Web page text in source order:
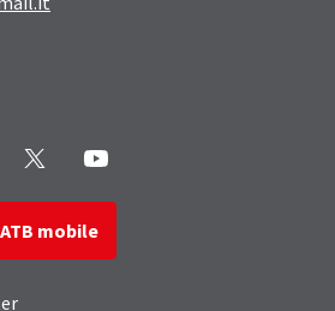
LinkedIn
mobile